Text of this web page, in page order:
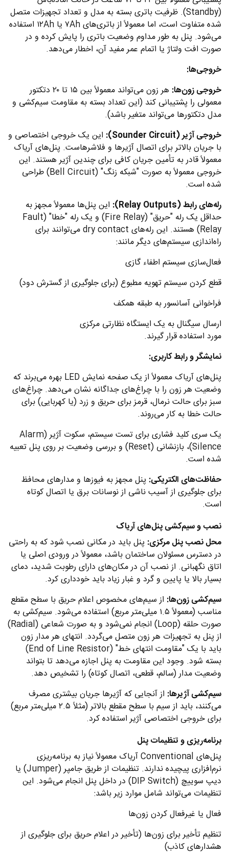
(Standby). ظرفیت باتری بسته به مدل و تعداد تجهیزات متصل
شده متفاوت است، اما معمولاً از باتری‌های ۷Ah یا ۱۲Ah استفاده
می‌شود. پنل به طور مداوم وضعیت باتری را پایش کرده و در
صورت افت ولتاژ یا اتمام عمر مفید آن، اخطار می‌دهد.
خروجی‌ها:
خروجی زون‌ها:
هر زون می‌تواند معمولاً بین ۱۵ تا ۲۰ دتکتور
معمولی را پشتیبانی کند (این تعداد بسته به مقاومت سیم‌کشی و
مدل دتکتورها می‌تواند متغیر باشد).
خروجی آژیر (Sounder Circuit):
این یک خروجی اختصاصی و
با جریان بالاتر برای اتصال آژیرها و فلاشرهاست. پنل‌های آریاک
معمولاً قادر به تأمین جریان کافی برای چندین آژیر هستند. این
خروجی معمولاً به صورت "شبکه زنگ" (Bell Circuit) طراحی
شده است.
رله‌های رابط (Relay Outputs):
این پنل‌ها معمولاً مجهز به
حداقل یک رله "حریق" (Fire Relay) و یک رله "خطا" (Fault
Relay) هستند. این رله‌های dry contact می‌توانند برای
راه‌اندازی سیستم‌های دیگر مانند:
فعال‌سازی سیستم اطفاء گازی
قطع کردن سیستم تهویه مطبوع (برای جلوگیری از گسترش دود)
فراخوانی آسانسور به طبقه همکف
ارسال سیگنال به یک ایستگاه نظارتی مرکزی
مورد استفاده قرار گیرند.
نمایشگر و رابط کاربری:
پنل‌های آریاک معمولاً از یک صفحه نمایش LED بهره می‌برند که
وضعیت هر زون را با چراغ‌های جداگانه نشان می‌دهد. چراغ‌های
سبز برای حالت نرمال، قرمز برای حریق و زرد (یا کهربایی) برای
حالت خطا به کار می‌روند.
یک سری کلید فشاری برای تست سیستم، سکوت آژیر (Alarm
Silence)، بازنشانی (Reset) و بررسی وضعیت بر روی پنل تعبیه
شده است.
حفاظت‌های الکتریکی: پنل مجهز به فیوزها و مدارهای محافظ
برای جلوگیری از آسیب ناشی از نوسانات برق یا اتصال کوتاه
است.
نصب و سیم‌کشی پنل‌های آریاک
محل نصب پنل مرکزی: پنل باید در مکانی نصب شود که به راحتی
در دسترس مسئولان ساختمان باشد، معمولاً در ورودی اصلی یا
اتاق نگهبانی. از نصب آن در مکان‌های دارای رطوبت شدید، دمای
بسیار بالا یا پایین و گرد و غبار زیاد باید خودداری کرد.
سیم‌کشی زون‌ها: از سیم‌های مخصوص اعلام حریق با سطح مقطع
مناسب (معمولاً ۱.۵ میلی‌متر مربع) استفاده می‌شود. سیم‌کشی به
صورت حلقه (Loop) انجام نمی‌شود و به صورت شعاعی (Radial)
از پنل به تجهیزات هر زون متصل می‌گردد. انتهای هر مدار زون
باید با یک "مقاومت انتهای خط" (End of Line Resistor)
بسته شود. وجود این مقاومت به پنل اجازه می‌دهد تا بتواند
وضعیت مدار (سالم، قطعی، اتصال کوتاه) را تشخیص دهد.
سیم‌کشی آژیرها: از آنجایی که آژیرها جریان بیشتری مصرف
می‌کنند، باید از سیم با سطح مقطع بالاتر (مثلاً ۲.۵ میلی‌متر مربع)
برای خروجی اختصاصی آژیر استفاده کرد.
برنامه‌ریزی و تنظیمات پنل
پنل‌های Conventional آریاک معمولاً نیاز به برنامه‌ریزی
نرم‌افزاری پیچیده ندارند. تنظیمات از طریق جامپر (Jumper) یا
دیپ سوییچ (DIP Switch) در داخل پنل انجام می‌شود. این
تنظیمات می‌تواند شامل موارد زیر باشد:
فعال یا غیرفعال کردن زون‌ها
تنظیم تأخیر برای زون‌ها (تأخیر در اعلام حریق برای جلوگیری از
هشدارهای کاذب)